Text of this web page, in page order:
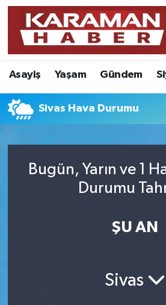
Asayiş Yaşam Gündem
Sivas Hava Durumu
Bugün, Yarın ve 1
Durumu
ŞU AN
Sivas
Asayiş
Bilim - Teknoloji
Eğitim
Foto Galeri
Nöbetçi Eczaneler
Hava Durumu
Karaman Namaz Vakitleri
Süper Lig Puan Durumu ve
Son Dakika Haberleri